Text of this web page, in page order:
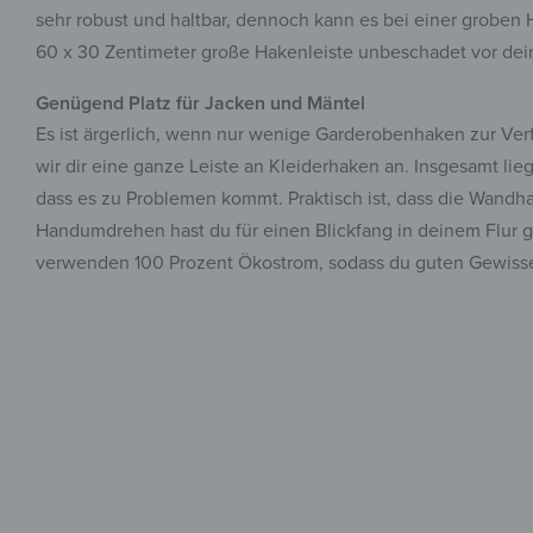
sehr robust und haltbar, dennoch kann es bei einer
60 x 30 Zentimeter große Hakenleiste unbeschadet vor
Genügend Platz für Jacken und Mäntel
Es ist ärgerlich, wenn nur wenige Garderobenhaken zur
wir dir eine ganze Leiste an Kleiderhaken an. Insgesamt
dass es zu Problemen kommt. Praktisch ist, dass die
Handumdrehen hast du für einen Blickfang in deinem
verwenden 100 Prozent Ökostrom, sodass du guten